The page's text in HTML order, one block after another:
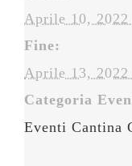
Aprile 10, 2022
Fine:
Aprile 13, 2022
Categoria
Eventi Cantina